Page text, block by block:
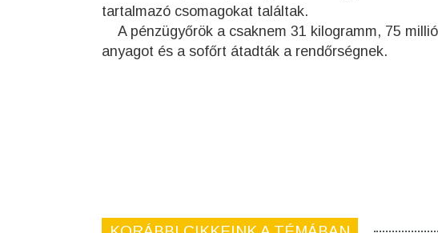
tartalmazó csomagokat találtak.
A pénzügyőrök a csaknem 31 kilogramm, 75
anyagot és a sofőrt átadták a rendőrségnek.